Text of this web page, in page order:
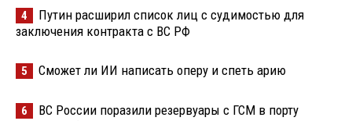
4
Путин расширил список лиц с судимостью для
заключения контракта с ВС РФ
5 Сможет ли ИИ написать оперу и спеть арию
6
ВС России поразили резервуары с ГСМ в порту